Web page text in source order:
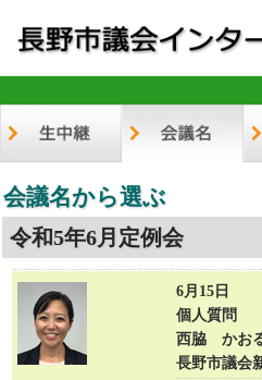
会議名から選ぶ
令和5年6月定例会
6月15日
個人質問
西脇 かお
長野市議会